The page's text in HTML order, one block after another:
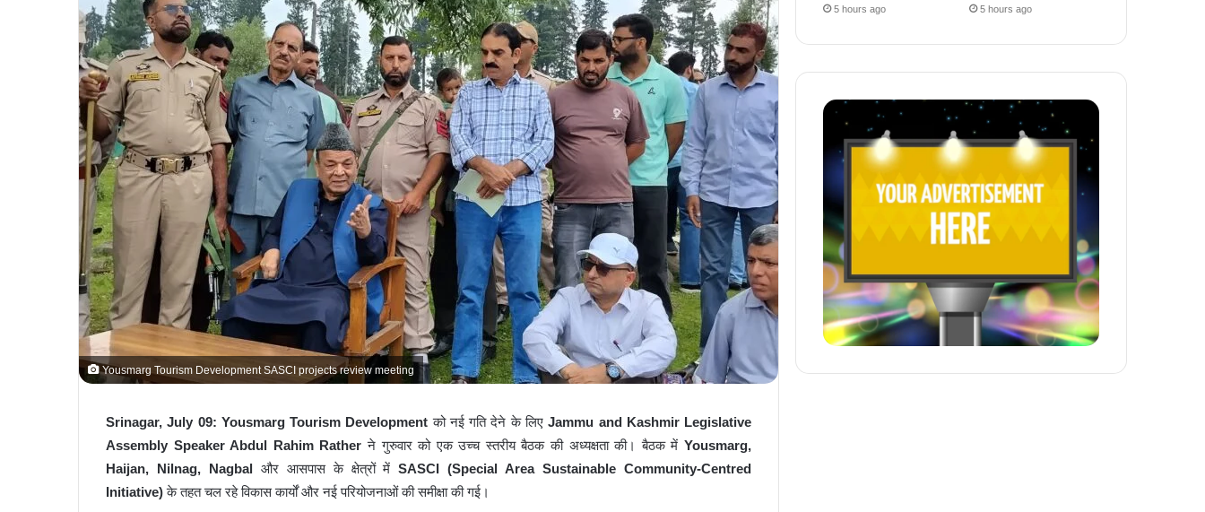
e
m
a
i
l
Yousmarg Tourism Development SASCI projects review meeting
Srinagar, July 09: Yousmarg Tourism Development को नई गति देने के लिएJammu and Kashmir Legislative
Assembly Speaker Abdul Rahim Rather ने गुरुवार को एक उच्च स्तरीय बैठक की अध्यक्षता की। बैठक मेंYousmarg,
Haijan, Nilnag, Nagbalऔर आसपास के क्षेत्रों मेंSASCI (Special Area Sustainable Community-Centred
Initiative)के तहत चल रहे विकास कार्यों और नई परियोजनाओं की समीक्षा की गई।
5 hours ago 5 hours ago